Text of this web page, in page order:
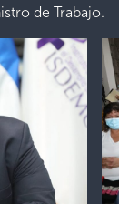
de Trabajo.